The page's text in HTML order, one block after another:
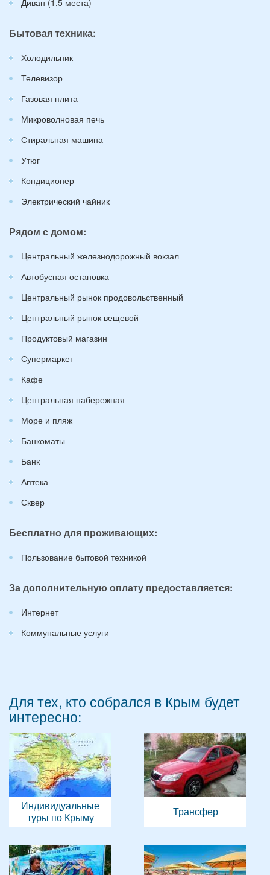
Бытовая техника:
Холодильник
Телевизор
Газовая плита
Микроволновая печь
Стиральная машина
Утюг
Кондиционер
Электрический чайник
Рядом с домом:
Центральный железнодорожный вокзал
Автобусная остановка
Центральный рынок продовольственный
Центральный рынок вещевой
Продуктовый магазин
Супермаркет
Кафе
Центральная набережная
Море и пляж
Банкоматы
Банк
Аптека
Сквер
Бесплатно для проживающих:
Пользование бытовой техникой
За дополнительную оплату предоставляется:
Интернет
Коммунальные услуги
Для тех, кто собрался в Крым будет
интересно:
Индивидуальные
туры по Крыму
Трансфер